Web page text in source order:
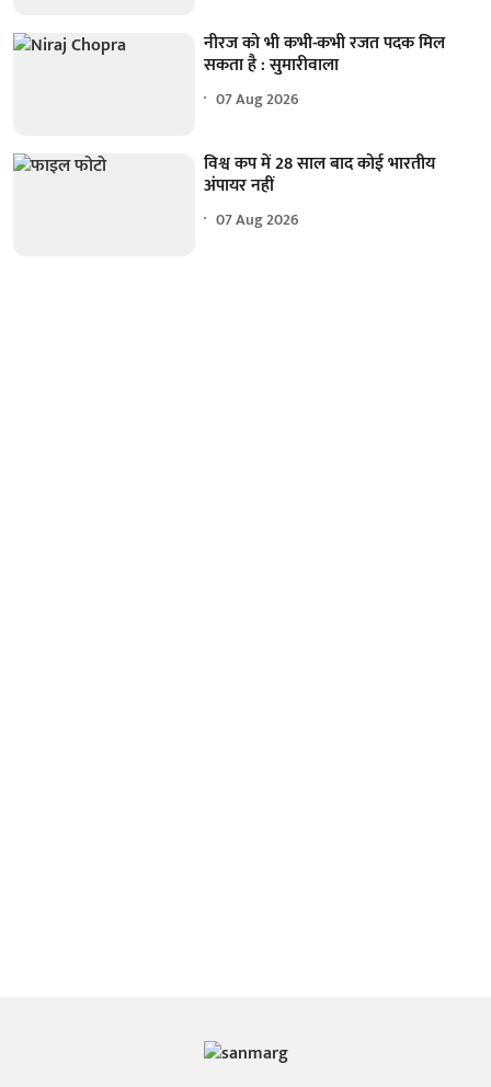
नीरज को भी कभी-कभी रजत पदक मिल
सकता है : सुमारीवाला
07 Aug 2026
विश्व कप में 28 साल बाद कोई भारतीय
अंपायर नहीं
07 Aug 2026